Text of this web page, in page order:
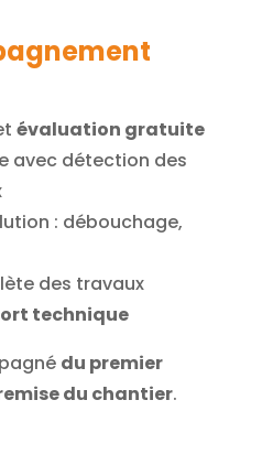
évaluation gratuite
avec détection des
: débouchage,
des travaux
technique
du premier
du chantier.